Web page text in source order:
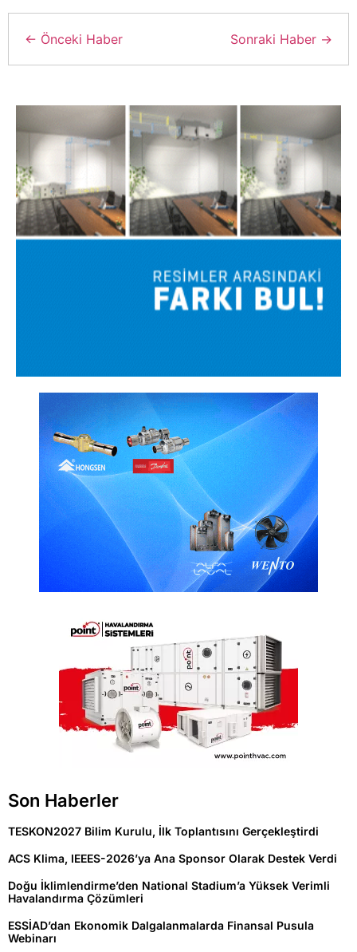
← Önceki Haber Sonraki Haber →
Son Haberler
TESKON2027 Bilim Kurulu, İlk Toplantısını Gerçekleştirdi
ACS Klima, IEEES-2026’ya Ana Sponsor Olarak Destek Verdi
Doğu İklimlendirme’den National Stadium’a Yüksek Verimli
Havalandırma Çözümleri
ESSİAD’dan Ekonomik Dalgalanmalarda Finansal Pusula
Webinarı